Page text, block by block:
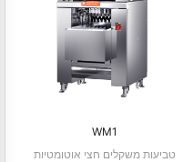
WM1
טביעות משקלים חצי אוטומטיות